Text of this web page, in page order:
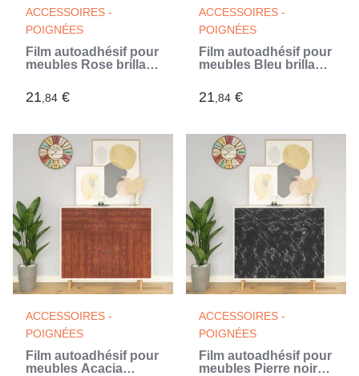
ACCESSOIRES -
POIGNÉES
Film autoadhésif pour
meubles Rose brillant
21,84 €
ACCESSOIRES -
POIGNÉES
Film autoadhésif pour
meubles Bleu brillant
21,84 €
ACCESSOIRES -
POIGNÉES
Film autoadhésif pour
meubles Acacia
ACCESSOIRES -
POIGNÉES
Film autoadhésif pour
meubles Pierre noire